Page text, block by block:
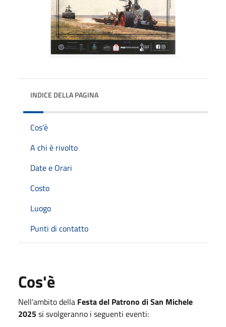
INDICE DELLA PAGINA
Cos'è
A chi è rivolto
Date e Orari
Costo
Luogo
Punti di contatto
Cos'è
Nell'ambito della Festa del Patrono di San Michele
2025si svolgeranno i seguenti eventi: